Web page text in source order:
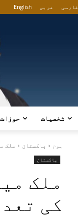
English عربی فارسی
شخصیات
ہوم پاکستان ملک
پاکستان
ملک
کی تعداد 650 سے